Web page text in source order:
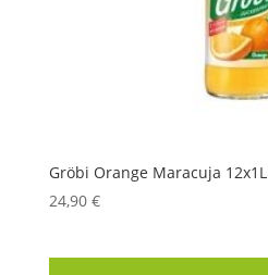
Gröbi Orange Maracuja 12x1L
24,90 €